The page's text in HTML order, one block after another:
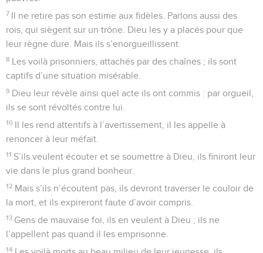
7 Il ne retire pas son estime aux fidèles. Parlons aussi des
rois, qui siègent sur un trône. Dieu les y a placés pour que
leur règne dure. Mais ils s’enorgueillissent.
8 Les voilà prisonniers, attachés par des chaînes ; ils sont
captifs d’une situation misérable.
9 Dieu leur révèle ainsi quel acte ils ont commis : par orgueil,
ils se sont révoltés contre lui.
10 Il les rend attentifs à l’avertissement, il les appelle à
renoncer à leur méfait.
11 S’ils veulent écouter et se soumettre à Dieu, ils finiront leur
vie dans le plus grand bonheur.
12 Mais s’ils n’écoutent pas, ils devront traverser le couloir de
la mort, et ils expireront faute d’avoir compris.
13 Gens de mauvaise foi, ils en veulent à Dieu ; ils ne
l’appellent pas quand il les emprisonne.
14